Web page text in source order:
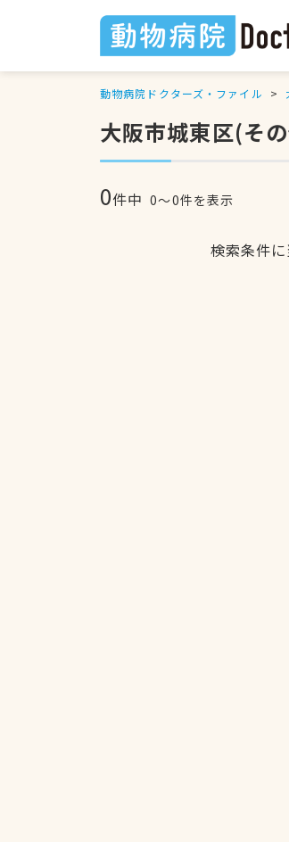
動物病院ドクターズ・ファイル
大阪市城東区(そ
0件中 0〜0件を表示
検索条件